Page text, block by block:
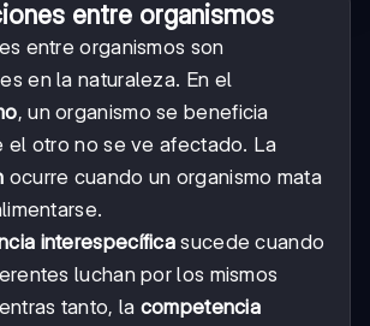
entre organismos
entre organismos son
en la naturaleza. En el
, un organismo se beneficia
el otro no se ve afectado. La
ocurre cuando un organismo mata
interespecífica sucede cuando
luchan por los mismos
tanto, la competencia